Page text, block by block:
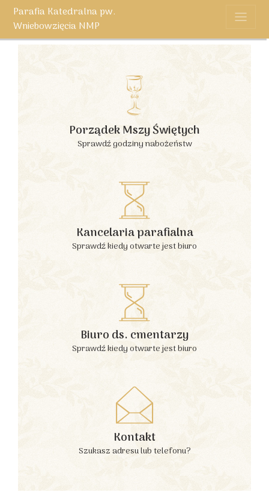
Parafia Katedralna pw.
Wniebowzięcia NMP
Porządek Mszy Świętych
Sprawdź godziny nabożeństw
Kancelaria parafialna
Sprawdź kiedy otwarte jest biuro
Biuro ds. cmentarzy
Sprawdź kiedy otwarte jest biuro
Kontakt
Szukasz adresu lub telefonu?